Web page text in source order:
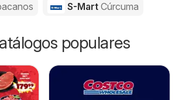
S-Mart Cúrcuma
populares